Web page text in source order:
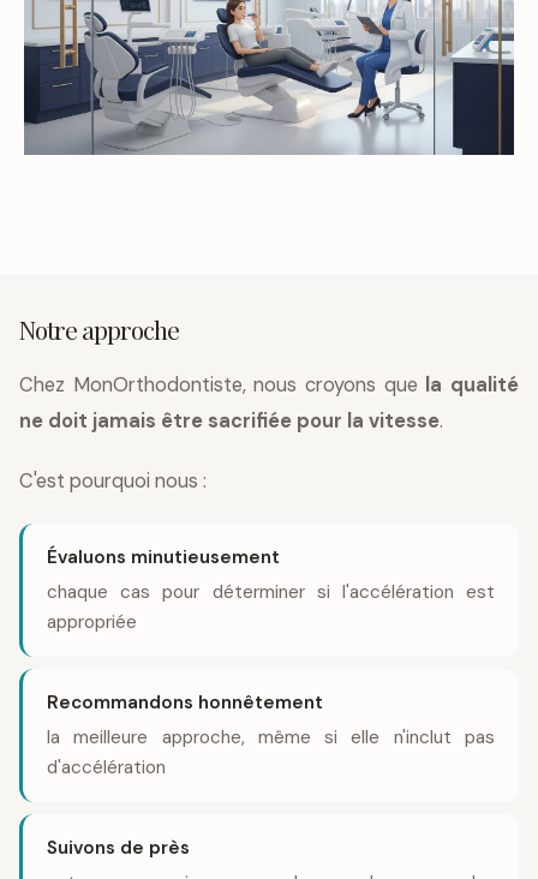
Notre approche
Chez MonOrthodontiste, nous croyons que la qualité
ne doit jamais être sacrifiée pour la vitesse.
C'est pourquoi nous :
Évaluons minutieusement
chaque cas pour déterminer si l'accélération est
appropriée
Recommandons honnêtement
la meilleure approche, même si elle n'inclut pas
d'accélération
Suivons de près